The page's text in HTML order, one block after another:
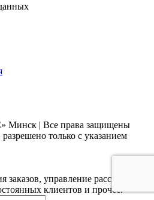
Минск | Все права защищены
только с указанием
заказов, управление рассылками,
клиентов и прочее.